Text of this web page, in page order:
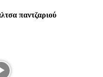
παντζαριού